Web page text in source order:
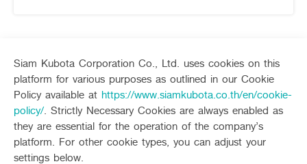
Siam Kubota Corporation Co., Ltd. uses cookies on this
platform for various purposes as outlined in our Cookie
Policy available at https://www.siamkubota.co.th/en/cookie-
policy/. Strictly Necessary Cookies are always enabled as
they are essential for the operation of the company’s
platform. For other cookie types, you can adjust your
settings below.
Sitemap
Agriculture
Tractor
Tractor implement
Combine Harvester
Construction
Mini-excavator
Mini-excavator Implement
Follow up channel KUBOTA CONNECT :